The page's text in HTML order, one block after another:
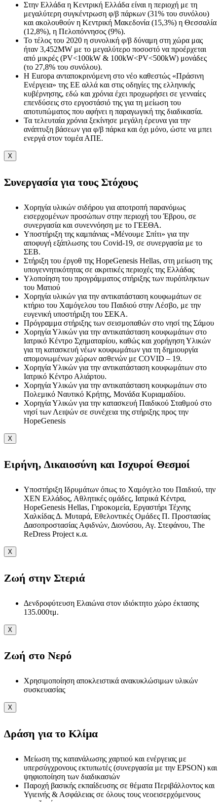
Στην Ελλάδα η Κεντρική Ελλάδα είναι η περιοχή με τη
μεγαλύτερη συγκέντρωση φ/β πάρκων (31% του συνόλου)
και ακολουθούν η Κεντρική Μακεδονία (15,3%) η Θεσσαλία
(12,8%), η Πελοπόννησος (9%).
Το τέλος του 2020 η συνολική φ/β δύναμη στη χώρα μας
ήταν 3,452ΜW με το μεγαλύτερο ποσοστό να προέρχεται
από μικρές (PV<100kW & 100kW<PV<500kW) μονάδες
(το 27,8% του συνόλου).
Η Εuropa ανταποκρινόμενη στο νέο καθεστώς «Πράσινη
Ενέργεια» της ΕΕ αλλά και στις οδηγίες της ελληνικής
κυβέρνησης, εδώ και χρόνια έχει προχωρήσει σε γενναίες
επενδύσεις στο εργοστάσιό της για τη μείωση του
αποτυπώματος που αφήνει η παραγωγική της διαδικασία.
Τα τελευταία χρόνια ξεκίνησε μεγάλη έρευνα για την
ανάπτυξη βάσεων για φ/β πάρκα και όχι μόνο, ώστε να μπει
ενεργά στον τομέα ΑΠΕ.
X
Συνεργασία για τους Στόχους
Χορηγία υλικών σιδήρου για αποτροπή παρανόμως
εισερχομένων προσώπων στην περιοχή του Έβρου, σε
συνεργασία και συνεννόηση με το ΓΕΕΘΑ.
Υποστήριξη της καμπάνιας «Μένουμε Σπίτι» για την
αποφυγή εξάπλωσης του Covid-19, σε συνεργασία με το
ΣΕΒ.
Στήριξη του έργοθ της HopeGenesis Hellas, στη μείωση της
υπογεννητικότητας σε ακριτικές περιοχές της Ελλάδας
Υλοποίηση του προγράμματος στήριξης των πυρόπληκτων
του Ματιού
Χορηγία υλικών για την αντικατάσταση κουφωμάτων σε
κτήριο του Χαμόγελου του Παιδιού στην Λέσβο, με την
ευγενική υποστήριξη του ΣΕΚΑ.
Πρόγραμμα στήριξης των σεισμοπαθών στο νησί της Σάμου
Χορηγία Υλικών για την αντικατάσταση κουφωμάτων στο
Ιατρικό Κέντρο Σχηματαρίου, καθώς και χορήγηση Υλικών
για τη κατασκευή νέων κουφωμάτων για τη δημιουργία
απομονωμένων χώρων ασθενών με COVID – 19.
Χορηγία Υλικών για την αντικατάσταση κουφωμάτων στο
Ιατρικό Κέντρο Αλιάρτου.
Χορηγία Υλικών για την αντικατάσταση κουφωμάτων στο
Πολεμικό Ναυτικό Κρήτης, Μονάδα Κυριαμαδίου.
Χορηγία Υλικών για την κατασκευή Παιδικού Σταθμού στο
νησί των Λειψών σε συνέχεια της στήριξης προς την
HopeGenesis
X
Ειρήνη, Δικαιοσύνη και Ισχυροί Θεσμοί
Υποστήριξη Ιδρυμάτων όπως το Χαμόγελο του Παιδιού, την
ΧΕΝ Ελλάδος, Αθλητικές ομάδες, Ιατρικά Κέντρα,
HopeGenesis Hellas, Γηροκομεία, Εργαστήρι Τέχνης
Χαλκίδας Δ. Μυταρά, Εθελοντικές Ομάδες Π. Προστασίας
Δασοπροστασίας Αφιδνών, Διονύσου, Αγ. Στεφάνου, The
ReDress Project κ.α.
X
Ζωή στην Στεριά
Δενδροφύτευση Ελαιώνα στον ιδιόκτητο χώρο έκτασης
135.000τμ.
X
Ζωή στο Νερό
Χρησιμοποίηση αποκλειστικά ανακυκλώσιμων υλικών
συσκευασίας
X
Δράση για το Κλίμα
Μείωση της κατανάλωσης χαρτιού και ενέργειας με
υπερσύγχρονους εκτυπωτές (συνεργασία με την EPSON) και
ψηφιοποίηση των διαδικασιών
Παροχή βασικής εκπαίδευσης σε θέματα Περιβάλλοντος και
Υγιεινής & Ασφάλειας σε όλους τους νεοεισερχόμενους